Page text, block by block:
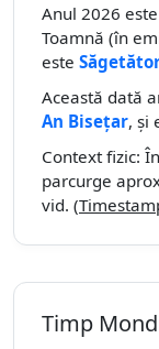
Anul 2026 este
Toamnă (în
este
Această dată
An Bisețar, și
Context fizic:
parcurge
vid. (
Timp